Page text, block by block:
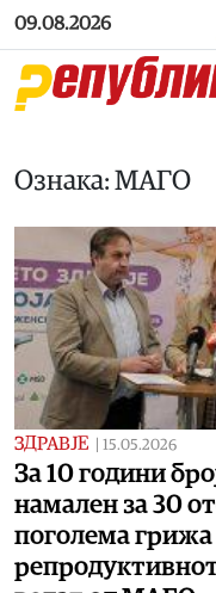
Skip to main content
09.08.2026
Ознака: МАГО
ЗДРАВЈЕ 15.05.2026
За 10 години
намален за 30
поголема